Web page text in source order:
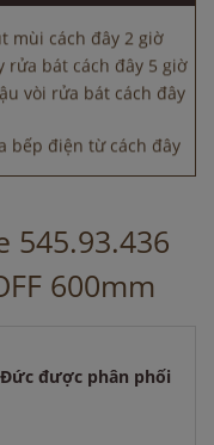
mùi cách đây 2 giờ
rửa bát cách đây 5 giờ
vòi rửa bát cách đây
bếp điện từ cách đây
mùi cách đây 2 giờ
545.93.436
600mm
Đức được phân phối